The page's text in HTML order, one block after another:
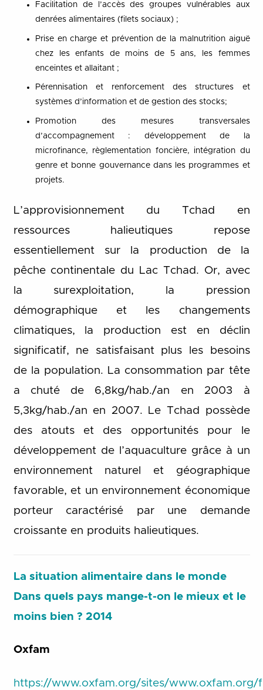
Facilitation de l’accès des groupes vulnérables aux
denrées alimentaires (filets sociaux) ;
Prise en charge et prévention de la malnutrition aiguë
chez les enfants de moins de 5 ans, les femmes
enceintes et allaitant ;
Pérennisation et renforcement des structures et
systèmes d’information et de gestion des stocks;
Promotion des mesures transversales
d’accompagnement : développement de la
microfinance, règlementation foncière, intégration du
genre et bonne gouvernance dans les programmes et
projets.
L’approvisionnement du Tchad en
ressources halieutiques repose
essentiellement sur la production de la
pêche continentale du Lac Tchad. Or, avec
la surexploitation, la pression
démographique et les changements
climatiques, la production est en déclin
significatif, ne satisfaisant plus les besoins
de la population. La consommation par tête
a chuté de 6,8kg/hab./an en 2003 à
5,3kg/hab./an en 2007. Le Tchad possède
des atouts et des opportunités pour le
développement de l’aquaculture grâce à un
environnement naturel et géographique
favorable, et un environnement économique
porteur caractérisé par une demande
croissante en produits halieutiques.
La situation alimentaire dans le monde
Dans quels pays mange-t-on le mieux et le
moins bien ? 2014
Oxfam
https://www.oxfam.org/sites/www.oxfam.org/